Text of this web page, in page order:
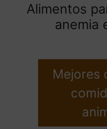
Alimentos
anemia
Mejores